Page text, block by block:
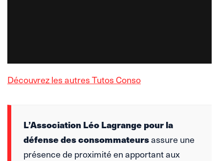
Découvrez les autres Tutos Conso
L’Association Léo Lagrange pour la
défense des consommateursassure une
présence de proximité en apportant aux